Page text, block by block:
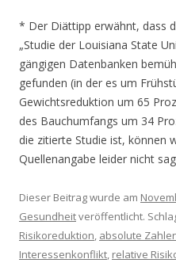
* Der Diättipp erwähnt, dass
„Studie der Louisiana State
gängigen Datenbanken
gefunden (in der es um
Gewichtsreduktion um 65
des Bauchumfangs um 34
die zitierte Studie ist, können
Quellenangabe leider nicht
Dieser Beitrag wurde am
Gesundheitveröffentlicht.
Risikoreduktion, absolute
Interessenkonflikt, relative